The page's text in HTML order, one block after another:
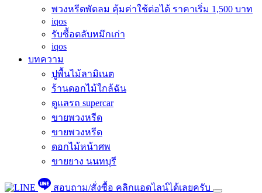
พวงหรีดพัดลม คุ้มค่าใช้ต่อได้ ราคาเริ่ม 1,500 บาท
iqos
รับซื้อตลับหมึกเก่า
iqos
บทความ
ปูพื้นไม้ลามิเนต
ร้านดอกไม้ใกล้ฉัน
ดูแลรถ supercar
ขายพวงหรีด
ขายพวงหรีด
ดอกไม้หน้าศพ
ขายยาง นนทบุรี
สอบถาม/สั่งซื้อ คลิกแอดไลน์ได้เลยครับ